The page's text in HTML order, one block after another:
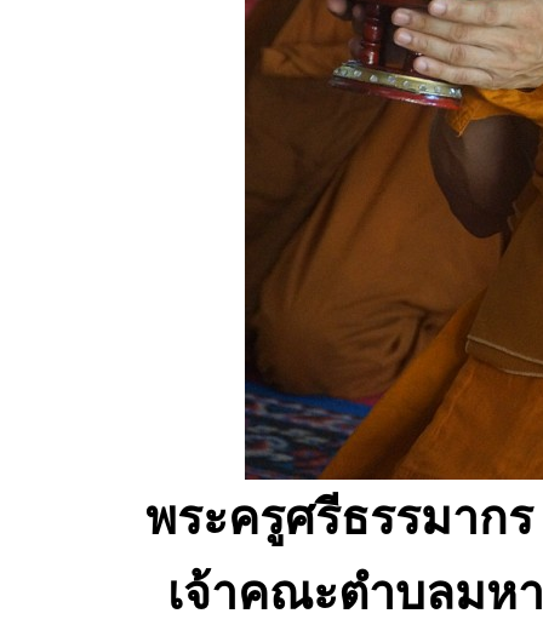
พระครูศรีธรรมาก
เจ้าคณะตำบลมห